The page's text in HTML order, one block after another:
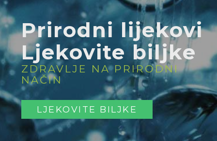
Prirodni lijekovi
Ljekovite biljke
ZDRAVLJE NA PRIRODNI
NAČIN
LJEKOVITE BILJKE